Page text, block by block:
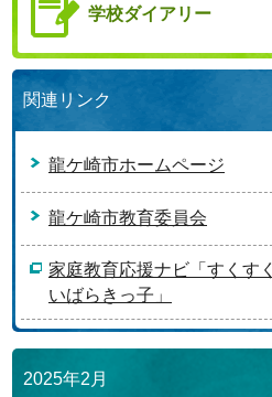
学校ダイアリー
関連リンク
龍ケ崎市ホームページ
龍ケ崎市教育委員会
家庭教育応援ナビ「すくすく
いばらきっ子」
2025年2月